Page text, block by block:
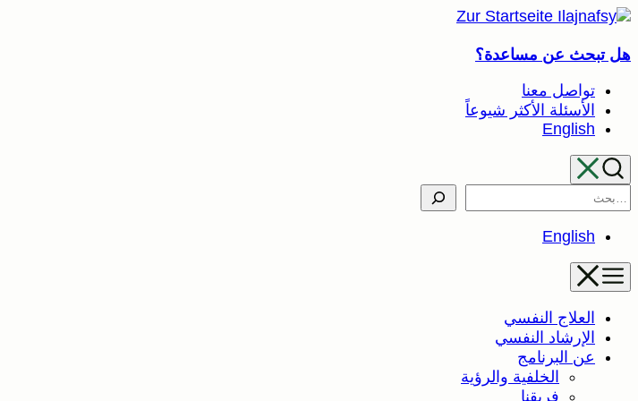
تخطى
المحتوى
هل تبحث عن مساعدة؟
تواصل معنا
الأسئلة الأكثر شيوعاً
English
Search
English
العلاج النفسي
الإرشاد النفسي
عن البرنامج
الخلفية والرؤية
فريقنا